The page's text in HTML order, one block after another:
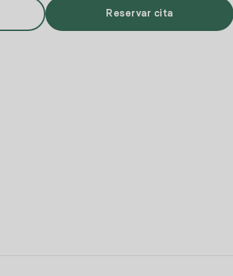
Reservar cita